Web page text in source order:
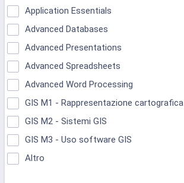
Application Essentials
Advanced Databases
Advanced Presentations
Advanced Spreadsheets
Advanced Word Processing
GIS M1 - Rappresentazione cartografica
GIS M2 - Sistemi GIS
GIS M3 - Uso software GIS
Altro